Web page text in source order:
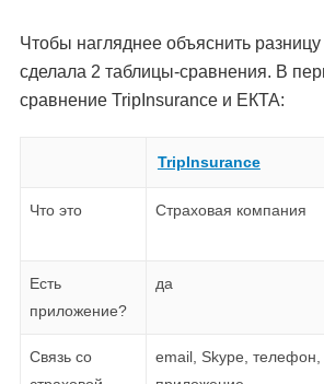
Чтобы нагляднее объяснить разницу
сделала 2 таблицы-сравнения. В
сравнение TripInsurance и ЕКТА:
TripInsurance
Что это Страховая компания
Есть
приложение?
да
Связь со
email, Skype, телефон,